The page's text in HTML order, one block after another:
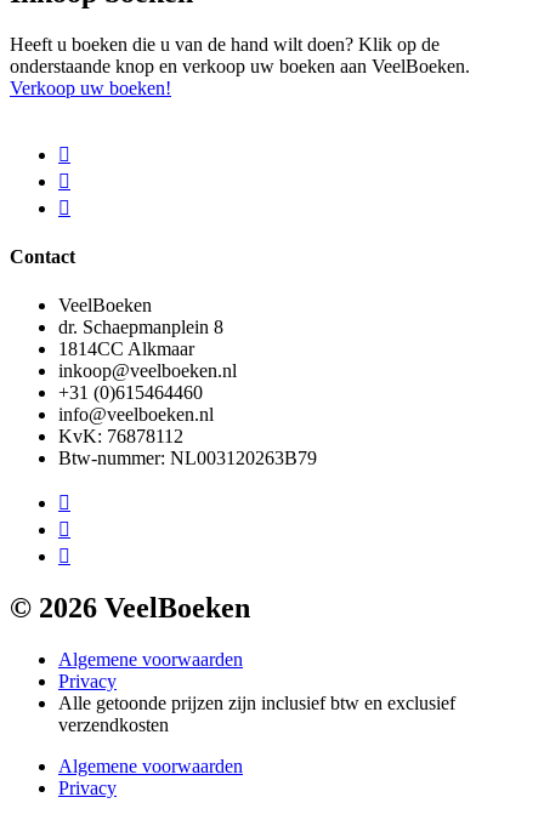
Heeft u boeken die u van de hand wilt doen? Klik op de
onderstaande knop en verkoop uw boeken aan VeelBoeken.
Verkoop uw boeken!
Contact
VeelBoeken
dr. Schaepmanplein 8
1814CC Alkmaar
inkoop@veelboeken.nl
+31 (0)615464460
info@veelboeken.nl
KvK: 76878112
Btw-nummer: NL003120263B79
© 2026 VeelBoeken
Algemene voorwaarden
Privacy
Alle getoonde prijzen zijn inclusief btw en exclusief
verzendkosten
Algemene voorwaarden
Privacy